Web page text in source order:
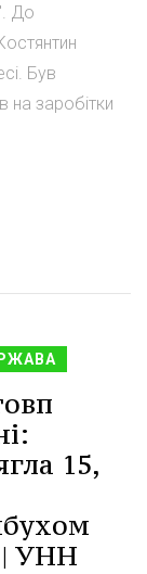
До
Був
на заробітки
15,
| УНН